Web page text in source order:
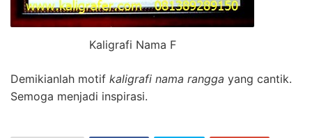
Kaligrafi Nama F
Demikianlah motif kaligrafi nama rangga yang cantik.
Semoga menjadi inspirasi.